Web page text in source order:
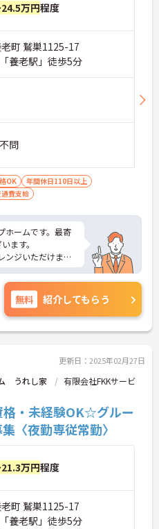
万円程度
町 鷲巣1125-17
養老駅」徒歩5分
問
OK
年間休日110日以上
費支給
ホームです。最寄
ます。
ンジいただけま
かり取得できま
き方を実現して
イントなど、さら
気軽にご相談くだ
無料 紹介してもらう
更新日：2025年02月27日
うれし家
有限会社FKKサービ
格・未経験OK☆グルー
〈夜勤専従常勤〉
万円程度
町 鷲巣1125-17
養老駅」徒歩5分